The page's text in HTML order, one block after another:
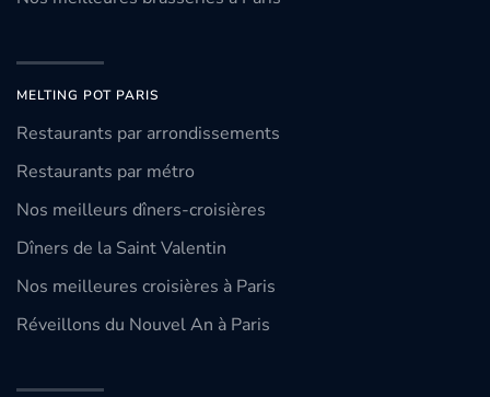
MELTING POT PARIS
Restaurants par arrondissements
Restaurants par métro
Nos meilleurs dîners-croisières
Dîners de la Saint Valentin
Nos meilleures croisières à Paris
Réveillons du Nouvel An à Paris